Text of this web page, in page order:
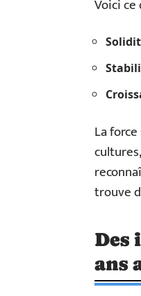
Voici
La
trouve
Des
ans